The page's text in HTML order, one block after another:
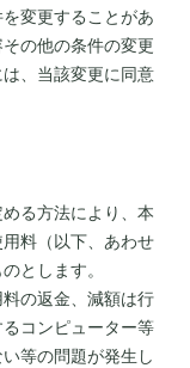
変更することがあ
の他の条件の変更
、当該変更に同意
る方法により、本
料（以下、あわせ
とします。
の返金、減額は行
コンピューター等
等の問題が発生し